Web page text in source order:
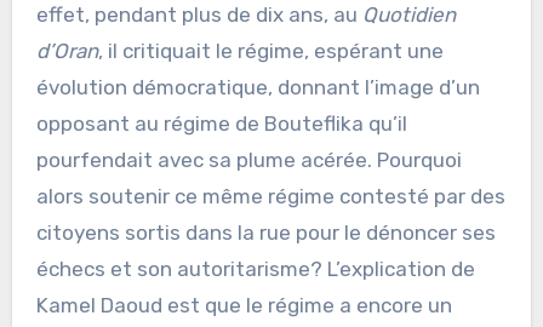
effet, pendant plus de dix ans, au Quotidien
d’Oran, il critiquait le régime, espérant une
évolution démocratique, donnant l’image d’un
opposant au régime de Bouteflika qu’il
pourfendait avec sa plume acérée. Pourquoi
alors soutenir ce même régime contesté par des
citoyens sortis dans la rue pour le dénoncer ses
échecs et son autoritarisme? L’explication de
Kamel Daoud est que le régime a encore un